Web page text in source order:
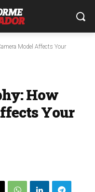
Model Affects Your
How
Your